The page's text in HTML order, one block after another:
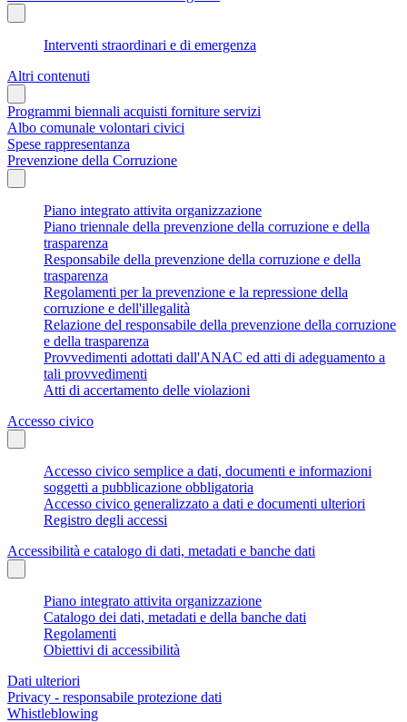
Interventi straordinari e di emergenza
Altri contenuti
Programmi biennali acquisti forniture servizi
Albo comunale volontari civici
Spese rappresentanza
Prevenzione della Corruzione
Piano integrato attivita organizzazione
Piano triennale della prevenzione della corruzione e della
trasparenza
Responsabile della prevenzione della corruzione e della
trasparenza
Regolamenti per la prevenzione e la repressione della
corruzione e dell'illegalità
Relazione del responsabile della prevenzione della corruzione
e della trasparenza
Provvedimenti adottati dall'ANAC ed atti di adeguamento a
tali provvedimenti
Atti di accertamento delle violazioni
Accesso civico
Accesso civico semplice a dati, documenti e informazioni
soggetti a pubblicazione obbligatoria
Accesso civico generalizzato a dati e documenti ulteriori
Registro degli accessi
Accessibilità e catalogo di dati, metadati e banche dati
Piano integrato attivita organizzazione
Catalogo dei dati, metadati e della banche dati
Regolamenti
Obiettivi di accessibilità
Dati ulteriori
Privacy - responsabile protezione dati
Whistleblowing